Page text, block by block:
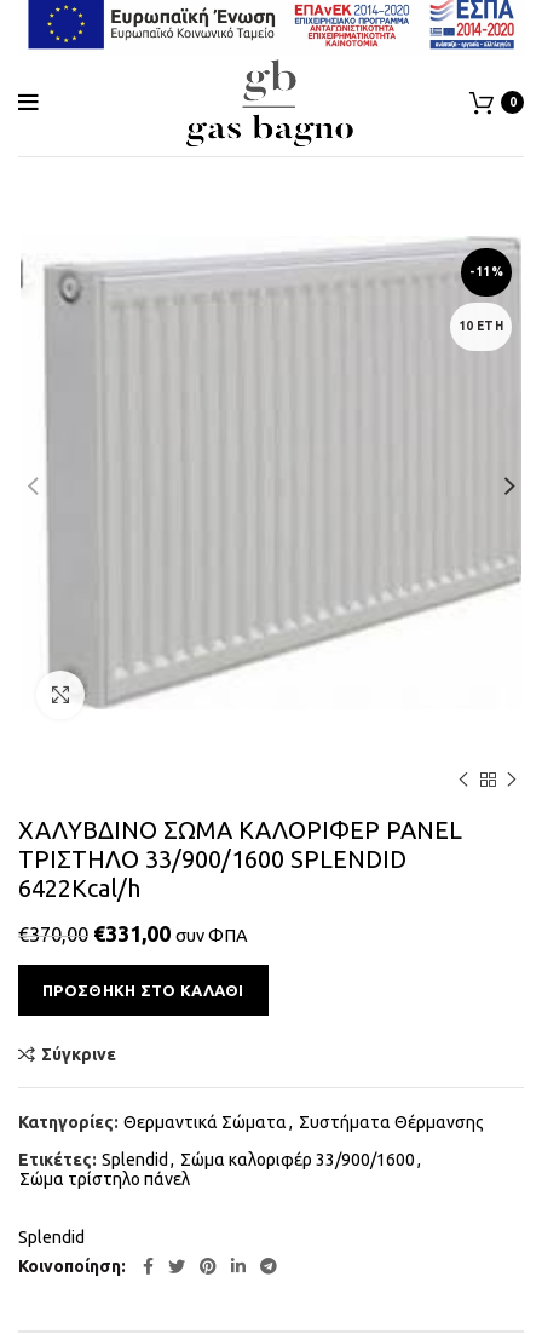
0
-11%
10 ΕΤΗ
Κάντε κλικ για μεγέθυνση
ΧΑΛΥΒΔΙΝΟ ΣΩΜΑ ΚΑΛΟΡΙΦΕΡ PANEL
ΤΡΙΣΤΗΛΟ 33/900/1600 SPLENDID
6422Kcal/h
€370,00 €331,00 συν ΦΠΑ
ΠΡΟΣΘΉΚΗ ΣΤΟ ΚΑΛΆΘΙ
Σύγκρινε
Κατηγορίες: Θερμαντικά Σώματα, Συστήματα Θέρμανσης
Ετικέτες: Splendid , Σώμα καλοριφέρ 33/900/1600,
Σώμα τρίστηλο πάνελ
Splendid
Κοινοποίηση